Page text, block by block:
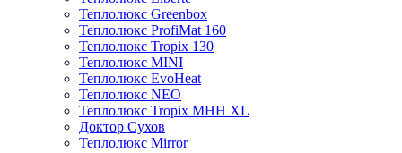
Теплолюкс Greenbox
Теплолюкс ProfiMat 160
Теплолюкс Tropix 130
Теплолюкс MINI
Теплолюкс EvoHeat
Теплолюкс NEO
Теплолюкс Tropix МНН XL
Доктор Сухов
Теплолюкс Mirror